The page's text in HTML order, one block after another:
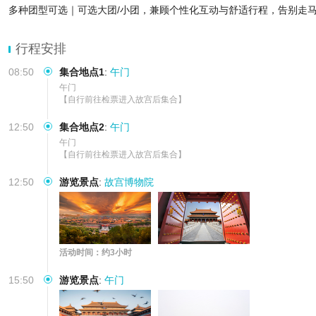
多种团型可选｜可选大团/小团，兼顾个性化互动与舒适行程，告别走
行程安排
08:50 集合地点1: 午门
午门
【自行前往检票进入故宫后集合】
12:50 集合地点2: 午门
午门
【自行前往检票进入故宫后集合】
12:50 游览景点: 故宫博物院
活动时间：约3小时
15:50 游览景点: 午门